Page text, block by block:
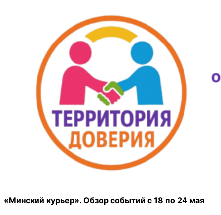
«Минский курьер». Обзор событий с 18 по 24 мая